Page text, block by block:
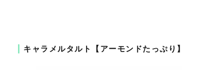
キャラメルタルト【アーモンドたっぷり】